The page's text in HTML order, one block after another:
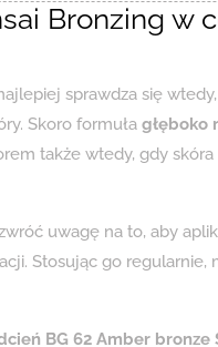
Bronzing w
sprawdza się
Skoro formuła głęboko
także wtedy, gdy
uwagę na to, aby
Stosując go regularnie,
BG 62 Amber bronze